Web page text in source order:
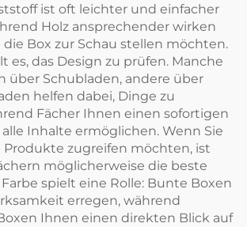
ist oft leichter und einfacher
Holz ansprechender wirken
die Box zur Schau stellen möchten.
es, das Design zu prüfen. Manche
über Schubladen, andere über
helfen dabei, Dinge zu
Fächer Ihnen einen sofortigen
Inhalte ermöglichen. Wenn Sie
Produkte zugreifen möchten, ist
möglicherweise die beste
spielt eine Rolle: Bunte Boxen
erregen, während
Ihnen einen direkten Blick auf